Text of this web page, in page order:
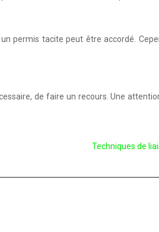
permis tacite peut être accordé.
de faire un recours. Une
Techniques de